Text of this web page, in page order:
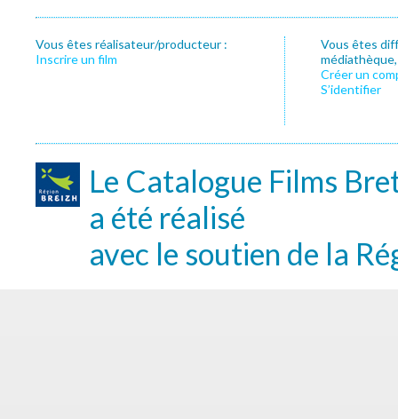
Vous êtes réalisateur/producteur :
Inscrire un film
Vous êtes
Créer un
S’identifier
Le Catalogue Films
a été réalisé
avec le soutien de la